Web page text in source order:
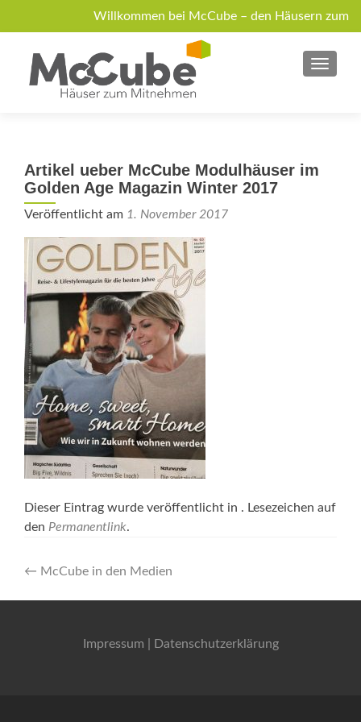
Willkommen bei McCube – den Häusern zum
Mitnehmen!
Über McCube Modelle News Anfrage
MENU
Artikel ueber McCube Modulhäuser im
Golden Age Magazin Winter 2017
Veröffentlicht am 1. November 2017
Dieser Eintrag wurde veröffentlicht in . Lesezeichen auf
den Permanentlink.
Artikel-
Navigation
← McCube in den Medien
Impressum Datenschutzerklärung